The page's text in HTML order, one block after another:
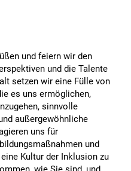
und feiern wir den
und die Talente
setzen wir eine Fülle von
es uns ermöglichen,
sinnvolle
außergewöhnliche
uns für
und
Kultur der Inklusion zu